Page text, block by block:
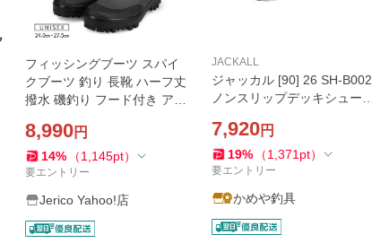
フィッシングブーツ スパイ
クブーツ 釣り 長靴 ハーフ丈
撥水 磯釣り フード付き アウ
ツ グレー BC-871 爆買
8,990円
14% （1,145pt）
要エントリー
Jerico Yahoo!店
JACKALL
ジャッカル [90] 26 SH-B002
ノンスリップデッキシューズ
7,920円
19% （1,371 pt）
要エントリー
かめや釣具